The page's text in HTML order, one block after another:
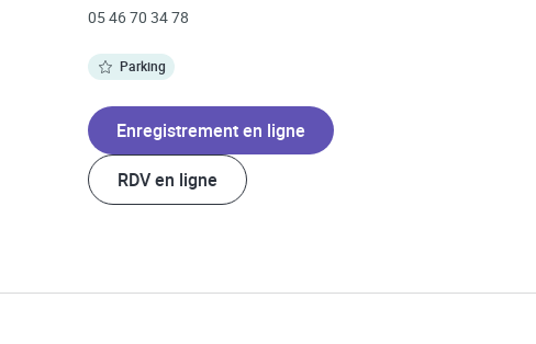
phone
05 46 70 34 78
Parking
Enregistrement en ligne
RDV en ligne